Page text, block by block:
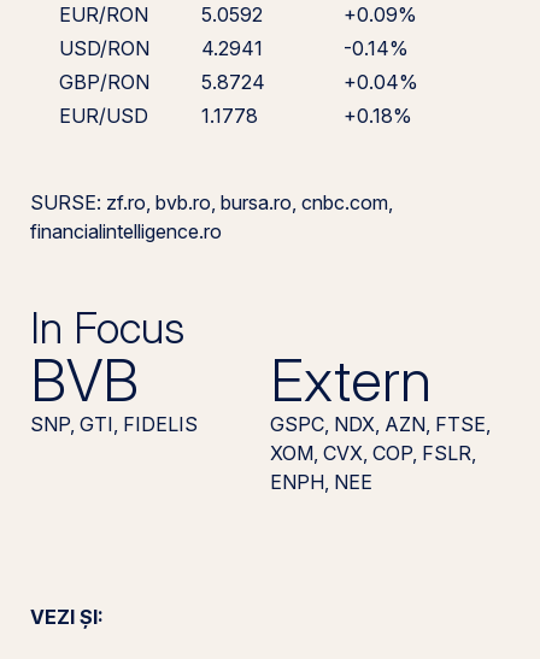
EUR/RON 5.0592
+0.09%
USD/RON
4.2941
-0.14%
GBP/RON
5.8724
+0.04%
EUR/USD
1.1778 +0.18%
SURSE: zf.ro, bvb.ro, bursa.ro, cnbc.com,
financialintelligence.ro
In Focus
BVB
SNP, GTI, FIDELIS
Extern
GSPC, NDX, AZN, FTSE,
XOM, CVX, COP, FSLR,
ENPH, NEE
VEZI ȘI: